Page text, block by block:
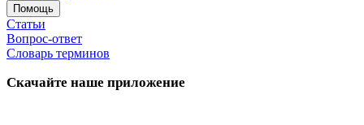
Помощь
Статьи
Вопрос-ответ
Словарь терминов
Скачайте наше приложение